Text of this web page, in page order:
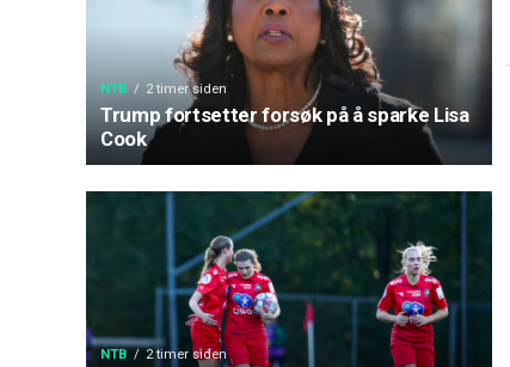
NTB 2 timer siden
Trump fortsetter forsøk på å sparke Lisa
Cook
NTB 2 timer siden